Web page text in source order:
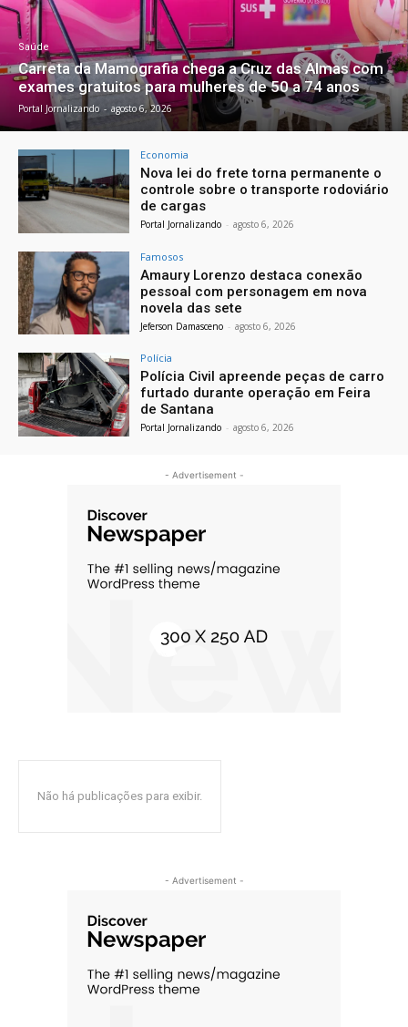
Saúde
Carreta da Mamografia chega a Cruz das Almas com
exames gratuitos para mulheres de 50 a 74 anos
Portal Jornalizando - agosto 6, 2026
Economia
Nova lei do frete torna permanente o
controle sobre o transporte rodoviário
de cargas
Portal Jornalizando - agosto 6, 2026
Famosos
Amaury Lorenzo destaca conexão
pessoal com personagem em nova
novela das sete
Jeferson Damasceno - agosto 6, 2026
Polícia
Polícia Civil apreende peças de carro
furtado durante operação em Feira
de Santana
Portal Jornalizando - agosto 6, 2026
- Advertisement -
Não há publicações para exibir.
- Advertisement -